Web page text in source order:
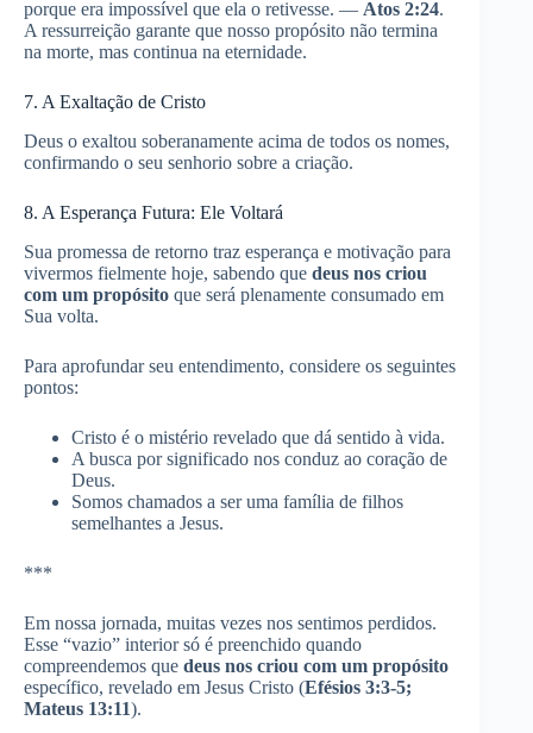
porque era impossível que ela o retivesse. — Atos 2:24.
A ressurreição garante que nosso propósito não termina
na morte, mas continua na eternidade.
7. A Exaltação de Cristo
Deus o exaltou soberanamente acima de todos os nomes,
confirmando o seu senhorio sobre a criação.
8. A Esperança Futura: Ele Voltará
Sua promessa de retorno traz esperança e motivação para
vivermos fielmente hoje, sabendo que deus nos criou
com um propósito que será plenamente consumado em
Sua volta.
Para aprofundar seu entendimento, considere os seguintes
pontos:
Cristo é o mistério revelado que dá sentido à vida.
A busca por significado nos conduz ao coração de
Deus.
Somos chamados a ser uma família de filhos
semelhantes a Jesus.
***
Em nossa jornada, muitas vezes nos sentimos perdidos.
Esse “vazio” interior só é preenchido quando
compreendemos que deus nos criou com um propósito
específico, revelado em Jesus Cristo (Efésios 3:3-5;
Mateus 13:11).